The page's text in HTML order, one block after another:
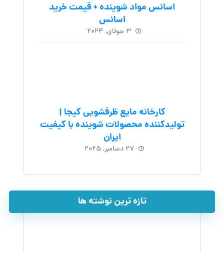
اسانس مواد شوینده + قیمت خرید
اسانس
۳ جولای, ۲۰۲۴
کارخانه مایع ظرفشویی کیجا |
تولیدکننده محصولات شوینده با کیفیت
ایران
۲۷ دسامبر, ۲۰۲۵
تازه ترین نوشته ها